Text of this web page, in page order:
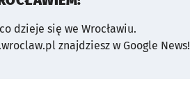
dzieje się we Wrocławiu.
znajdziesz w Google News!